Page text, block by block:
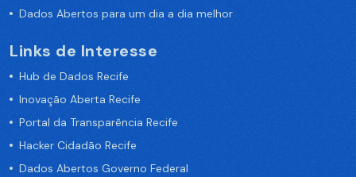
Dados Abertos para um dia a dia melhor
Links de Interesse
Hub de Dados Recife
Inovação Aberta Recife
Portal da Transparência Recife
Hacker Cidadão Recife
Dados Abertos Governo Federal